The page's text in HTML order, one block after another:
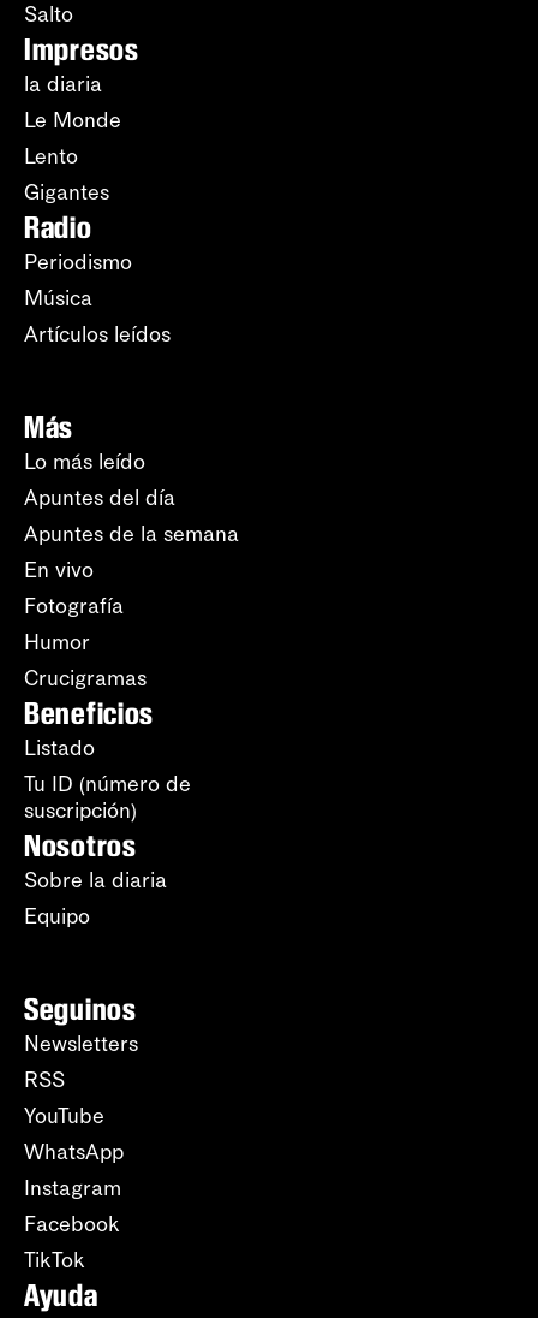
Salto
Impresos
la diaria
Le Monde
Lento
Gigantes
Radio
Periodismo
Música
Artículos leídos
Más
Lo más leído
Apuntes del día
Apuntes de la semana
En vivo
Fotografía
Humor
Crucigramas
Beneficios
Listado
Tu ID (número de
suscripción)
Nosotros
Sobre la diaria
Equipo
Seguinos
Newsletters
RSS
YouTube
WhatsApp
Instagram
Facebook
TikTok
Ayuda